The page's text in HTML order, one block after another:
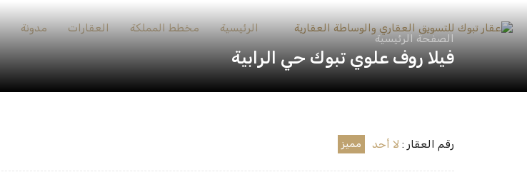
الرئيسية مخطط المملكة العقارات مدونة
الصفحة الرئيسية
فيلا روف علوي تبوك حي الرابية
رقم العقار : لا أحد مميز